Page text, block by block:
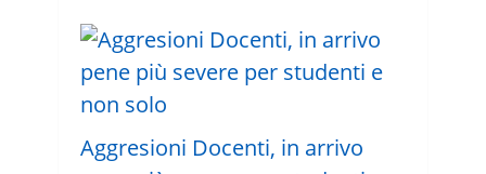
Aggresioni Docenti, in arrivo